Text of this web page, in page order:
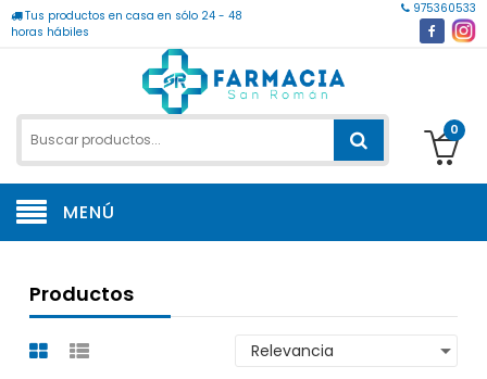
Tus productos en casa en sólo 24 - 48
horas hábiles
975360533
0
MENÚ
Productos